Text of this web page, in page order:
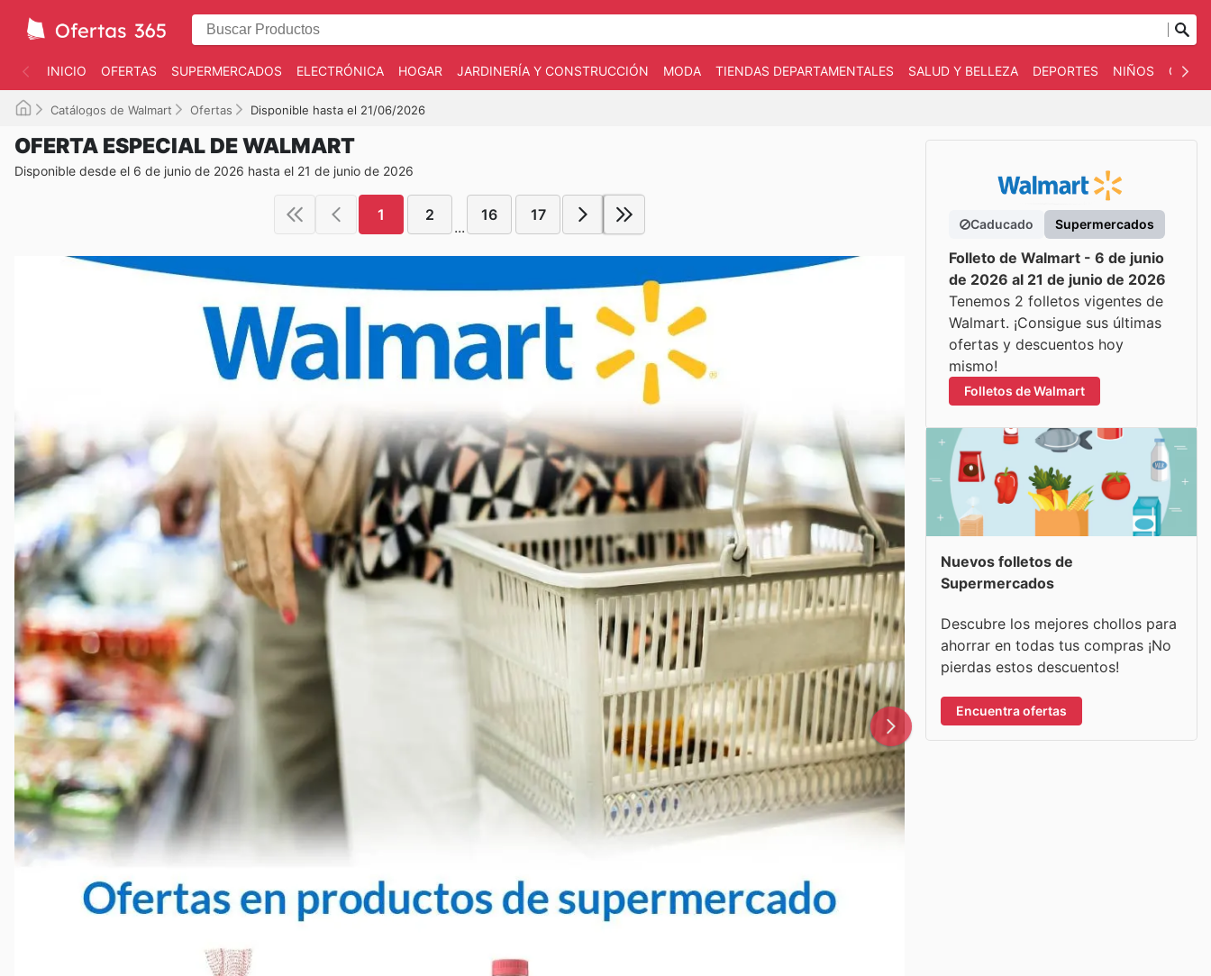
INICIO OFERTAS SUPERMERCADOS ELECTRÓNICA HOGAR JARDINERÍA Y CONSTRUCCIÓN MODA TIENDAS DEPARTAMENTALES SALUD Y BELLEZA DEPORTES NIÑOS
Catálogos de Walmart Ofertas Disponible hasta el 21/06/2026
OFERTA ESPECIAL DE WALMART
Disponible desde el 6 de junio de 2026 hasta el 21 de junio de 2026
1 2
...
16 17
Caducado Supermercados
Folleto de Walmart - 6 de junio
de 2026 al 21 de junio de 2026
Tenemos 2 folletos vigentes de
Walmart. ¡Consigue sus últimas
ofertas y descuentos hoy
mismo!
Folletos de Walmart
Nuevos folletos de
Supermercados
Descubre los mejores chollos para
ahorrar en todas tus compras ¡No
pierdas estos descuentos!
Encuentra ofertas